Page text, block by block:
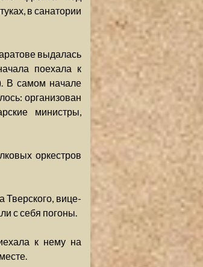
в санатории
выдалась
поехала к
В самом начале
организован
министры,
оркестров
Тверского, вице-
с себя погоны.
к нему на